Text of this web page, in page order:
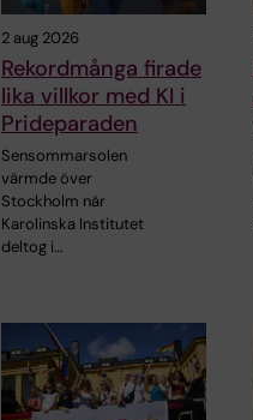
2 aug 2026
Rekordmånga firade
lika villkor med KI i
Prideparaden
Sensommarsolen
värmde över
Stockholm när
Karolinska Institutet
deltog i…